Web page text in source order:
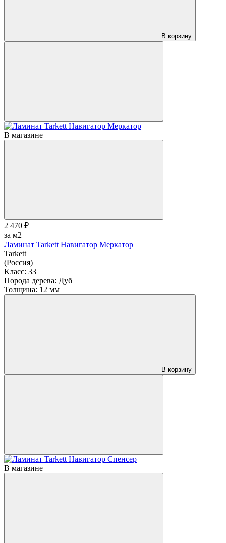
В корзину
В магазине
2 470 ₽
за м2
Ламинат Tarkett Навигатор Меркатор
Tarkett
(Россия)
Класс: 33
Порода дерева: Дуб
Толщина: 12 мм
В корзину
В магазине